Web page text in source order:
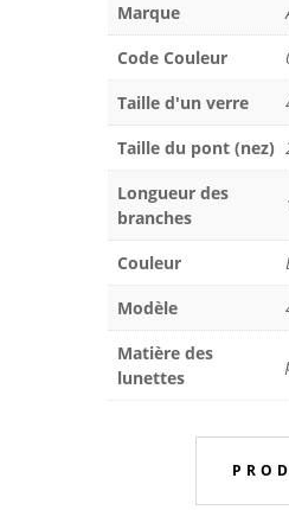
Marque
Code Couleur
Taille d'un verre
Taille du pont (nez)
Longueur des
branches
Couleur
Modèle
Matière des
lunettes